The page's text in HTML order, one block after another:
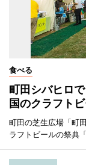
食べる
町田シバヒロ
国のクラフト
町田の芝生広場「町
ラフトビールの祭典